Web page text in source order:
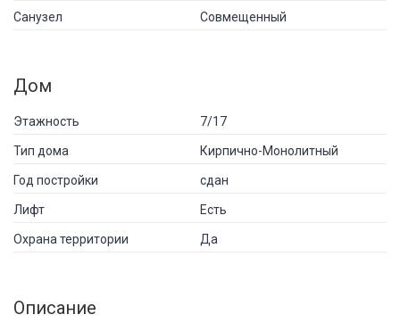
Санузел Совмещенный
Дом
Этажность 7/17
Тип дома Кирпично-Монолитный
Год постройки сдан
Лифт Есть
Охрана территории Да
Описание